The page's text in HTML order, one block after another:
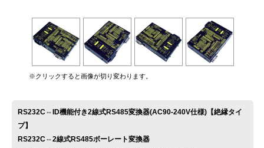
※クリックすると画像が切り変わります。
RS232C⇔ID機能付き2線式RS485変換器(AC90-240V仕様)【絶縁タイ
プ】
RS232C⇔2線式RS485ボーレート変換器